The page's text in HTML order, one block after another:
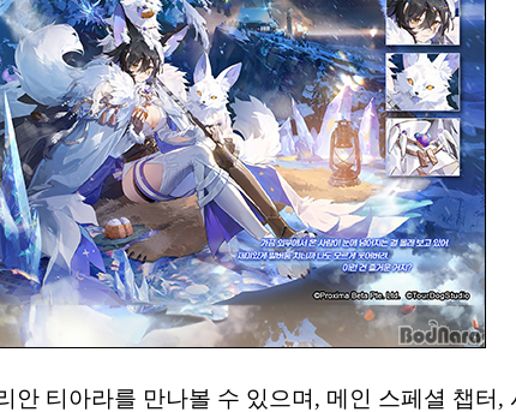
티아라를 만나볼 수 있으며, 메인 스페셜 챕터,